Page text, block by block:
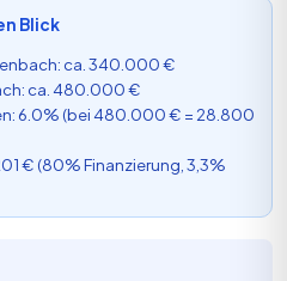
Blick
ca. 340.000 €
ca. 480.000 €
6.0% (bei 480.000 € = 28.800
€ (80% Finanzierung, 3,3%